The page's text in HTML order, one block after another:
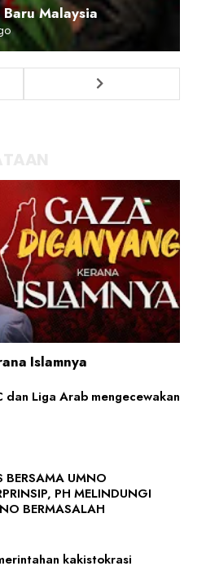
Malaysia
Islamnya
dan Liga Arab mengecewakan
BERSAMA UMNO
PH MELINDUNGI
BERMASALAH
kakistokrasi